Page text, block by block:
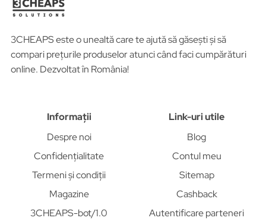
3CHEAPS este o unealtă care te ajută să găsești și să
compari prețurile produselor atunci când faci cumpărături
online. Dezvoltat în România!
Informații
Despre noi
Confidențialitate
Termeni și condiții
Magazine
3CHEAPS-bot/1.0
Link-uri utile
Blog
Contul meu
Sitemap
Cashback
Autentificare parteneri